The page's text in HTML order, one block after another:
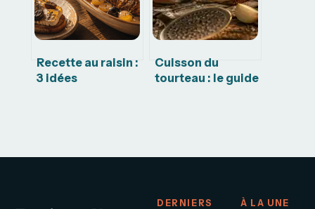
Recette au raisin :
3 idées
Cuisson du
tourteau : le guide
DERNIERS
À LA UNE